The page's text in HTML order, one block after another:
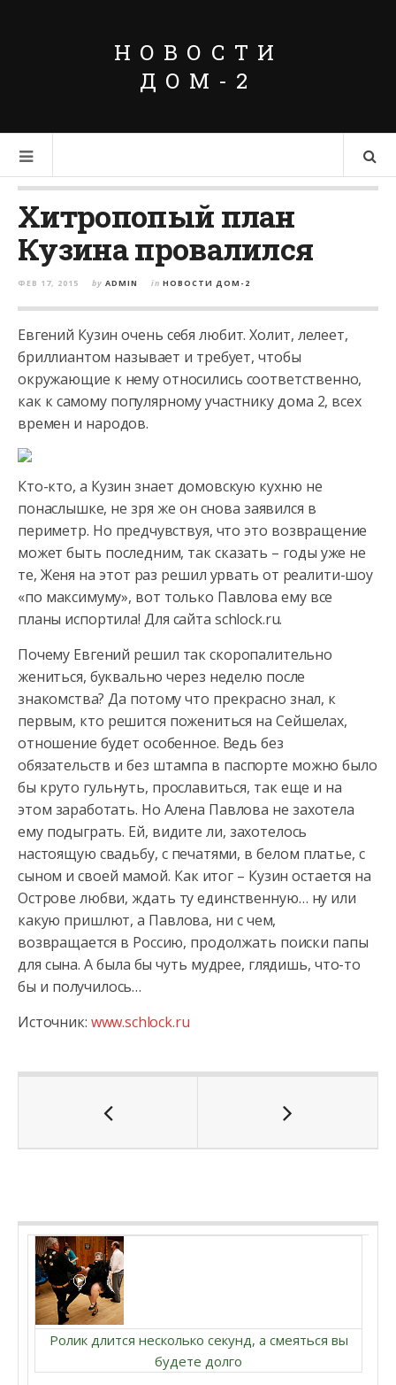
НОВОСТИ
ДОМ-2
Хитропопый план
Кузина провалился
ФЕВ 17, 2015 by ADMIN in НОВОСТИ ДОМ-2
Евгений Кузин очень себя любит. Холит, лелеет,
бриллиантом называет и требует, чтобы
окружающие к нему относились соответственно,
как к самому популярному участнику дома 2, всех
времен и народов.
Кто-кто, а Кузин знает домовскую кухню не
понаслышке, не зря же он снова заявился в
периметр. Но предчувствуя, что это возвращение
может быть последним, так сказать – годы уже не
те, Женя на этот раз решил урвать от реалити-шоу
«по максимуму», вот только Павлова ему все
планы испортила! Для сайта schlock.ru.
Почему Евгений решил так скоропалительно
жениться, буквально через неделю после
знакомства? Да потому что прекрасно знал, к
первым, кто решится пожениться на Сейшелах,
отношение будет особенное. Ведь без
обязательств и без штампа в паспорте можно было
бы круто гульнуть, прославиться, так еще и на
этом заработать. Но Алена Павлова не захотела
ему подыграть. Ей, видите ли, захотелось
настоящую свадьбу, с печатями, в белом платье, с
сыном и своей мамой. Как итог – Кузин остается на
Острове любви, ждать ту единственную… ну или
какую пришлют, а Павлова, ни с чем,
возвращается в Россию, продолжать поиски папы
для сына. А была бы чуть мудрее, глядишь, что-то
бы и получилось…
Источник: www.schlock.ru
Ролик длится несколько секунд, а смеяться вы
будете долго